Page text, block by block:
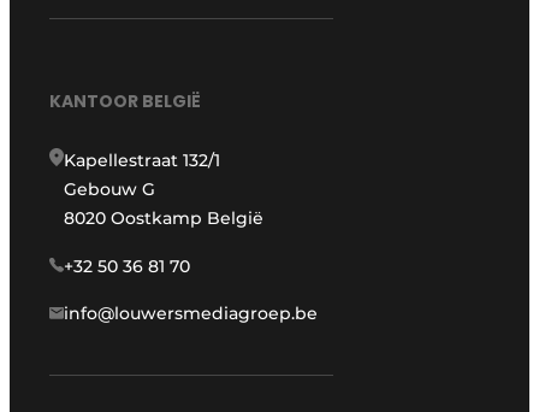
KANTOOR BELGIË
Kapellestraat 132/1
Gebouw G
8020 Oostkamp België
+32 50 36 81 70
info@louwersmediagroep.be